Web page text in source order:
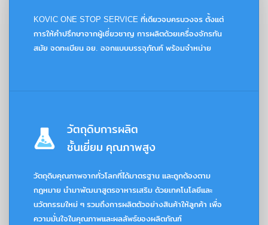
KOVIC ONE STOP SERVICE ที่เดียวจบครบวงจร ตั้งแต่
การให้คำปรึกษาจากผู้เชี่ยวชาญ การผลิตด้วยเครื่องจักรทัน
สมัย จดทะเบียน อย. ออกแบบบรรจุภัณฑ์ พร้อมจำหน่าย
วัตถุดิบการผลิต
ชั้นเยี่ยม คุณภาพสูง
วัตถุดิบคุณภาพจากทั่วโลกที่ได้มาตรฐาน และถูกต้องตาม
กฎหมาย นำมาพัฒนาสูตรอาหารเสริม ด้วยเทคโนโลยีและ
นวัตกรรมใหม่ ๆ รวมถึงการผลิตตัวอย่างสินค้าให้ลูกค้า เพื่อ
ความมั่นใจในคุณภาพและผลลัพธ์ของผลิตภัณฑ์